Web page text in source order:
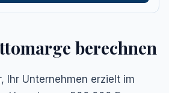
berechnen
Ihr Unternehmen erzielt im